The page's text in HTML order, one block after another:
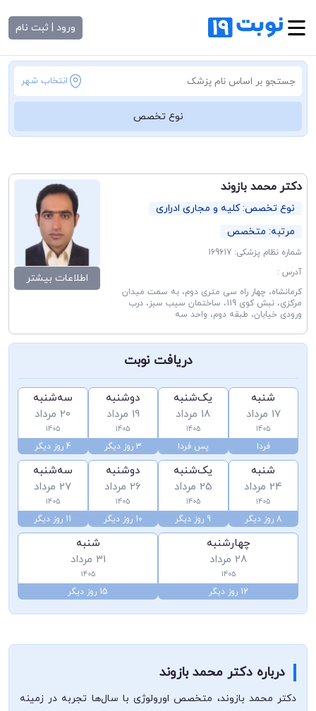
ورود | ثبت نام
انتخاب شهر
نوع تخصص
دکتر محمد بازوند
نوع تخصص: کلیه و مجاری ادراری
مرتبه: متخصص
شماره نظام پزشکی: 169617
آدرس :
کرمانشاه، چهار راه سی متری دوم، به سمت میدان
مرکزی، نبش کوی 119، ساختمان سیب سبز، درب
ورودی خیابان، طبقه دوم، واحد سه
اطلاعات بیشتر
دریافت نوبت
شنبه
17 مرداد
1405
فردا
یک‌شنبه
18 مرداد
1405
پس فردا
دوشنبه
19 مرداد
1405
3 روز دیگر
سه‌شنبه
20 مرداد
1405
4 روز دیگر
شنبه
24 مرداد
1405
8 روز دیگر
یک‌شنبه
25 مرداد
1405
9 روز دیگر
دوشنبه
26 مرداد
1405
10 روز دیگر
سه‌شنبه
27 مرداد
1405
11 روز دیگر
چهارشنبه
28 مرداد
1405
12 روز دیگر
شنبه
31 مرداد
1405
15 روز دیگر
درباره دکتر محمد بازوند
دکتر محمد بازوند، متخصص اورولوژی با سال‌ها تجربه در زمینه